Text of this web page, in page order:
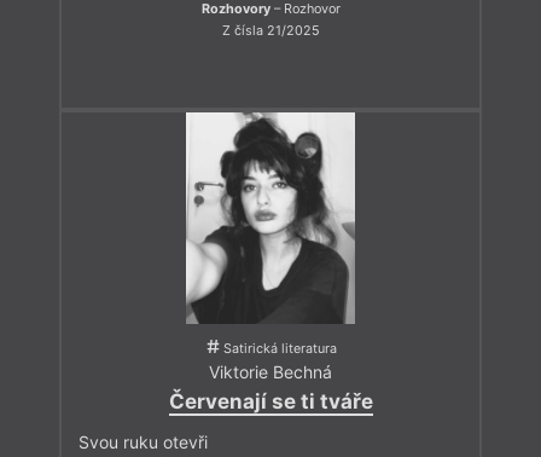
Rozhovory– Rozhovor
Z čísla 21/2025
Satirická literatura
Viktorie Bechná
Červenají se ti tváře
Svou ruku otevři